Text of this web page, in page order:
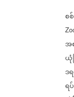
စ
အ
ယုံ
ဒ
ရ